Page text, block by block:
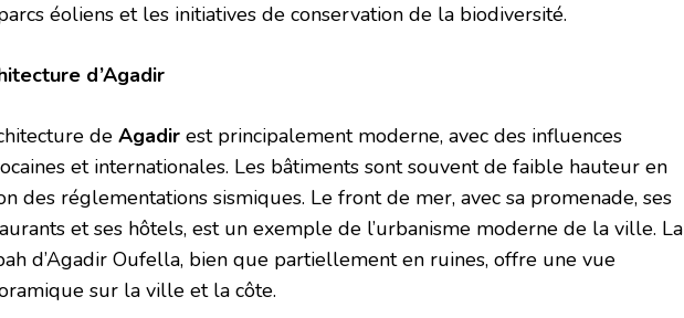
éoliens et les initiatives de conservation de la biodiversité.
d’Agadir
de Agadir est principalement moderne, avec des influences
et internationales. Les bâtiments sont souvent de faible hauteur en
des réglementations sismiques. Le front de mer, avec sa promenade, ses
et ses hôtels, est un exemple de l’urbanisme moderne de la ville. La
d’Agadir Oufella, bien que partiellement en ruines, offre une vue
sur la ville et la côte.